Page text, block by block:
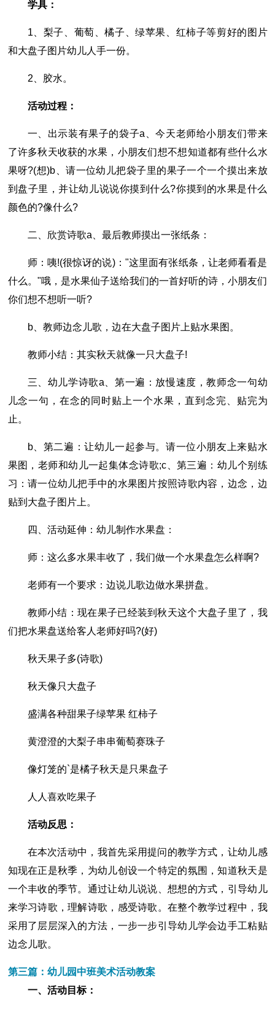
学具：
1、梨子、葡萄、橘子、绿苹果、红柿子等剪好的图片
和大盘子图片幼儿人手一份。
2、胶水。
活动过程：
一、出示装有果子的袋子a、今天老师给小朋友们带来
了许多秋天收获的水果，小朋友们想不想知道都有些什么水
果呀?(想)b、请一位幼儿把袋子里的果子一个一个摸出来放
到盘子里，并让幼儿说说你摸到什么?你摸到的水果是什么
颜色的?像什么?
二、欣赏诗歌a、最后教师摸出一张纸条：
师：咦!(很惊讶的说)："这里面有张纸条，让老师看看是
什么。"哦，是水果仙子送给我们的一首好听的诗，小朋友们
你们想不想听一听?
b、教师边念儿歌，边在大盘子图片上贴水果图。
教师小结：其实秋天就像一只大盘子!
三、幼儿学诗歌a、第一遍：放慢速度，教师念一句幼
儿念一句，在念的同时贴上一个水果，直到念完、贴完为
止。
b、第二遍：让幼儿一起参与。请一位小朋友上来贴水
果图，老师和幼儿一起集体念诗歌;c、第三遍：幼儿个别练
习：请一位幼儿把手中的水果图片按照诗歌内容，边念，边
贴到大盘子图片上。
四、活动延伸：幼儿制作水果盘：
师：这么多水果丰收了，我们做一个水果盘怎么样啊?
老师有一个要求：边说儿歌边做水果拼盘。
教师小结：现在果子已经装到秋天这个大盘子里了，我
们把水果盘送给客人老师好吗?(好)
秋天果子多(诗歌)
秋天像只大盘子
盛满各种甜果子绿苹果 红柿子
黄澄澄的大梨子串串葡萄赛珠子
像灯笼的`是橘子秋天是只果盘子
人人喜欢吃果子
活动反思：
在本次活动中，我首先采用提问的教学方式，让幼儿感
知现在正是秋季，为幼儿创设一个特定的氛围，知道秋天是
一个丰收的季节。通过让幼儿说说、想想的方式，引导幼儿
来学习诗歌，理解诗歌，感受诗歌。在整个教学过程中，我
采用了层层深入的方法，一步一步引导幼儿学会边手工粘贴
边念儿歌。
第三篇：幼儿园中班美术活动教案
一、活动目标：